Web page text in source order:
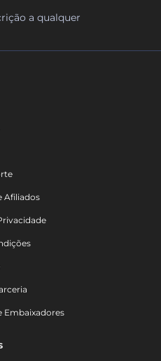
a qualquer
Afiliados
Embaixadores